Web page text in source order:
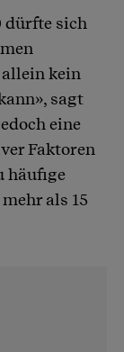
dürfte sich
kein
sagt
eine
Faktoren
häufige
als 15